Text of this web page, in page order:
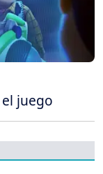
juego